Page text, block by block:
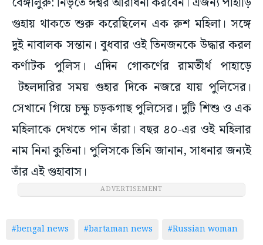
গুহায় থাকতে শুরু করেছিলেন এক রুশ মহিলা। সঙ্গে
দুই নাবালক সন্তান। বুধবার ওই তিনজনকে উদ্ধার করল
কর্ণাটক পুলিস। এদিন গোকর্ণের রামতীর্থ পাহাড়ে
টহলদারির সময় গুহার দিকে নজরে যায় পুলিসের।
সেখানে গিয়ে চক্ষু চড়কগাছ পুলিসের। দুটি শিশু ও এক
মহিলাকে দেখতে পান তাঁরা। বছর ৪০-এর ওই মহিলার
নাম নিনা কুতিনা। পুলিসকে তিনি জানান, সাধনার জন্যই
তাঁর এই গুহাবাস।
ADVERTISEMENT
#bengal news #bartaman news #Russian woman